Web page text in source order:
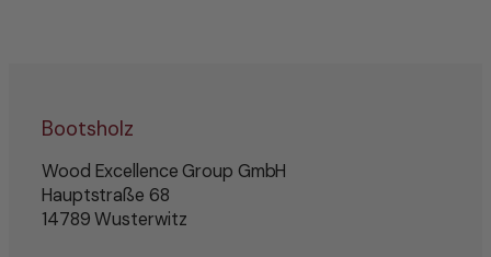
Bootsholz
Wood Excellence Group GmbH
Hauptstraße 68
14789 Wusterwitz